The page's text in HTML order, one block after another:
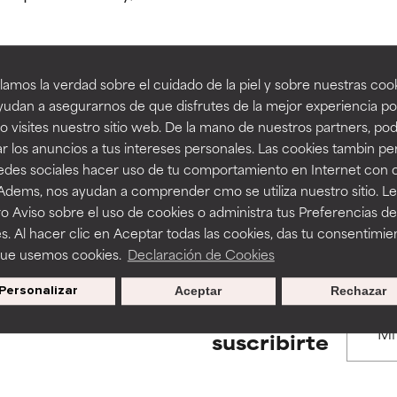
la verdad sobre el cuidado de la piel y sobre nuestras
a asegurarnos de que disfrutes de la mejor experiencia
visites nuestro sitio web. De la mano de nuestros partners,
los anuncios a tus intereses personales. Las cookies tambin
sociales hacer uso de tu comportamiento en Internet con
nos ayudan a comprender cmo se utiliza nuestro sitio.
Aviso sobre el uso de cookies o administra tus Preferencias de
Al hacer clic en Aceptar todas las cookies, das tu
usemos cookies. Declaración de Cookies
Personalizar Rechazar
Aceptar
BACK TO SEARCH
to assess ingredients in this dictionary. Regulations
tan beneficiosos como los de la categoría excelente, suelen ser
la estabilidad o la absorción de una fórmula.
ciertas limitaciones en cuanto a su apariencia, estabilidad o
básicos o que no cuentan con suficiente respaldo científico.
algunos beneficios se recomienda evitarlo por su
efectos adversos como irritación, inflamación o
se utiliza en altas concentraciones o junto con otros
tan beneficiosos como los de la categoría excelente, suelen ser
la estabilidad o la absorción de una fórmula.
ciertas limitaciones en cuanto a su apariencia, estabilidad o
básicos o que no cuentan con suficiente respaldo científico.
algunos beneficios se recomienda evitarlo por su
efectos adversos como irritación, inflamación o
se utiliza en altas concentraciones o junto con otros
suscribirte